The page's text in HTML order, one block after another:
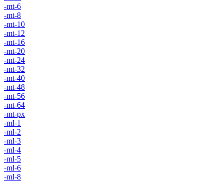
-mt-6
-mt-8
-mt-10
-mt-12
-mt-16
-mt-20
-mt-24
-mt-32
-mt-40
-mt-48
-mt-56
-mt-64
-mt-px
-ml-1
-ml-2
-ml-3
-ml-4
-ml-5
-ml-6
-ml-8